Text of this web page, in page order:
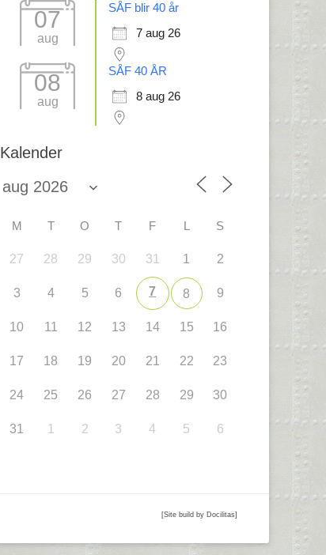
07
aug
SÅF blir 40 år
7 aug 26
08
aug
SÅF 40 ÅR
8 aug 26
Kalender
M T O T F L S
27 28 29 30 31 1 2
3 4 5 6 7 8 9
10 11 12 13 14 15 16
17 18 19 20 21 22 23
24 25 26 27 28 29 30
31 1 2 3 4 5 6
[Site build by Docilitas]